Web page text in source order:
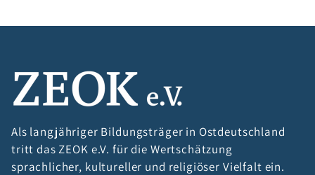
Als langjähriger Bildungsträger in Ostdeutschland
tritt das ZEOK e.V. für die Wertschätzung
sprachlicher, kultureller und religiöser Vielfalt ein.